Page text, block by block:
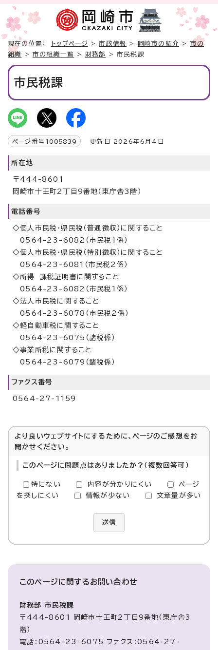
現在の位置： トップページ >市政情報 > 岡崎市の紹介 > 市の
組織
>市の組織一覧 > 財務部 > 市民税課
市民税課
ページ番号 1005839 更新日 2026年6月4日
所在地
〒444-8601
岡崎市十王町2丁目9番地（東庁舎3階）
電話番号
◇個人市民税・県民税（普通徴収）に関すること
0564-23-6082（市民税1係）
◇個人市民税・県民税（特別徴収）に関すること
0564-23-6081（市民税2係）
◇所得 課税証明書に関すること
0564-23-6082（市民税1係）
◇法人市民税に関すること
0564-23-6078（市民税2係）
◇軽自動車税に関すること
0564-23-6075（諸税係）
◇事業所税に関すること
0564-23-6079（諸税係）
ファクス番号
0564-27-1159
より良いウェブサイトにするために、ページのご感想をお
聞かせください。
このページに問題点はありましたか？（複数回答可）
特にない 内容が分かりにくい
ページ
を探しにくい
情報が少ない 文章量が多い
送信
このページに関するお問い合わせ
財務部 市民税課
〒444-8601 岡崎市十王町2丁目9番地（東庁舎3
階）
電話：0564-23-6075 ファクス：0564-27-